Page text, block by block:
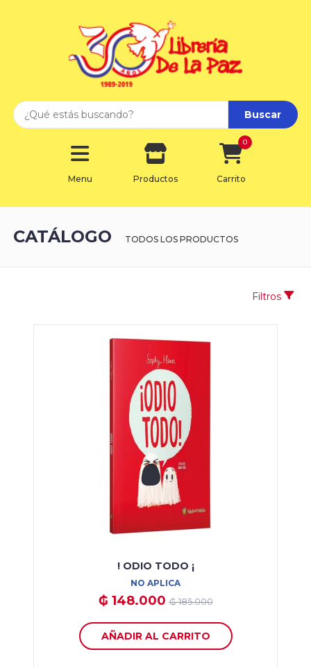
Buscar
Menu Productos Carrito
0
CATÁLOGO TODOS LOS PRODUCTOS
Filtros
! ODIO TODO ¡
NO APLICA
₲ 148.000₲ 185.000
AÑADIR AL CARRITO